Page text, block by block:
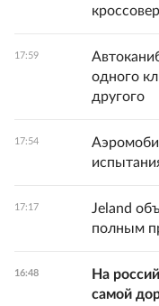
17:59
одного
другого
17:54
17:17
Jeland
полным
16:48
На
самой